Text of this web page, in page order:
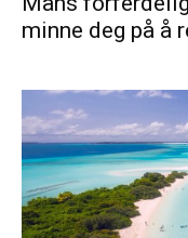
minne deg på å